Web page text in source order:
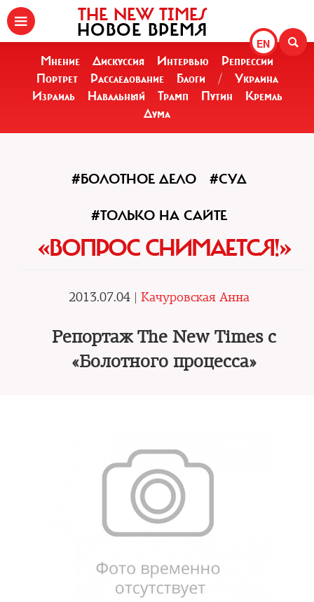
EN
THE NEW TIMES
НОВОЕ ВРЕМЯ
Мнение Дискуссия Интервью
Репрессии
Портрет
Расследование Блоги /
Украина
Израиль
Навальный Трамп Путин
Кремль
Дума
#БОЛОТНОЕ ДЕЛО #СУД
#ТОЛЬКО НА САЙТЕ
«ВОПРОС СНИМАЕТСЯ!»
2013.07.04 | Качуровская Анна
Репортаж The New Times с
«Болотного процесса»